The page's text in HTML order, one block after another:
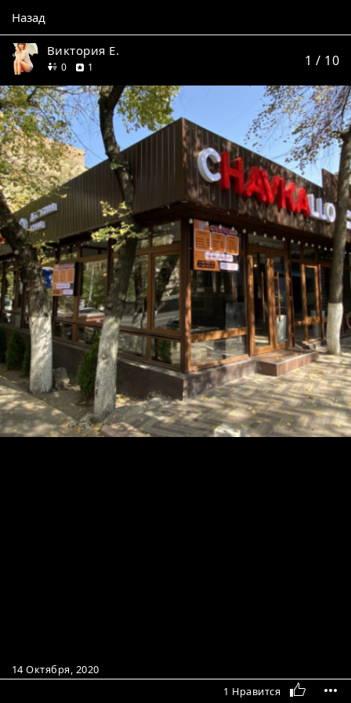
Назад
Виктория Е.
0друзей
1 1 / 10
14 Октября, 2020
1 Нравится